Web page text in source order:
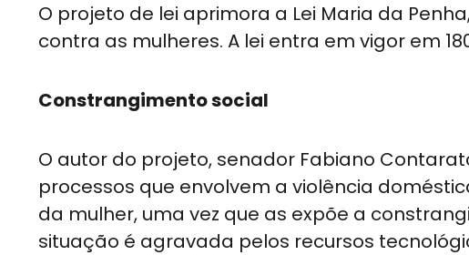
O projeto de lei aprimora a Lei Maria da
contra as mulheres. A lei entra em vigor em
Constrangimento social
O autor do projeto, senador Fabiano
processos que envolvem a violência
da mulher, uma vez que as expõe a
situação é agravada pelos recursos